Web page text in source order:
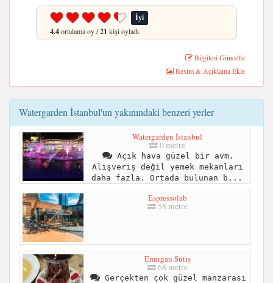
İyi
4.4ortalama oy /21 kişi oyladı.
Bilgileri Güncelle
Resim & Açıklama Ekle
Watergarden İstanbul'un yakınındaki benzeri yerler
Watergarden İstanbul
0 metre
Açık hava güzel bir avm.
Alışveriş değil yemek mekanları
daha fazla. Ortada bulunan b...
Espressolab
58 metre
Emirgan Sütiş
68 metre
Gerçekten çok güzel manzarası